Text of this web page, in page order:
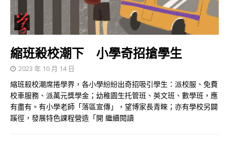
縮班殺校潮下 小學奇招搶學生
2023 年 10 月 14 日
縮班殺校潮席捲學界，各小學紛紛出奇招吸引學生：派校服、免費
校車服務、派萬元獎學金；幼稚園生托管班、英文班、數學班，應
有盡有。有小學老師「落區宣傳」，望博家長青睞；亦有學校另闢
蹊徑，發展特色課程營造「開 繼續閱讀